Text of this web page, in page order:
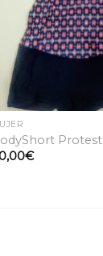
Protest
€